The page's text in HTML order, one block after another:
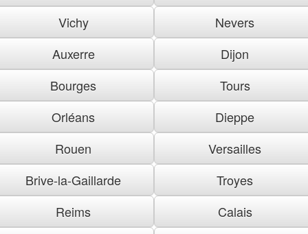
Vichy
Nevers
Auxerre
Dijon
Bourges
Tours
Orléans
Dieppe
Rouen
Versailles
Brive-la-Gaillarde
Troyes
Reims
Calais